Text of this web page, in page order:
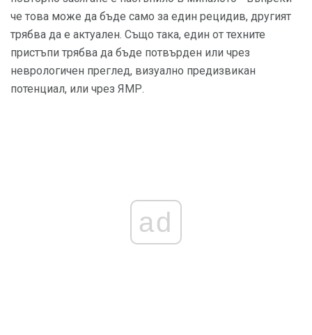
че това може да бъде само за един рецидив, другият
трябва да е актуален. Също така, един от техните
пристъпи трябва да бъде потвърден или чрез
неврологичен преглед, визуално предизвикан
потенциал, или чрез ЯМР.
ad